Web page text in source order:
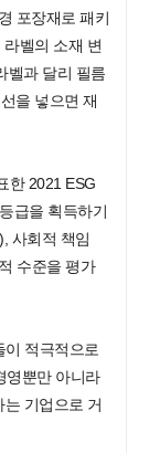
포장재로 패키
벨의 소재 변
벨과 달리 필름
을 넣으면 재
한 2021 ESG
급을 획득하기
사회적 책임
수준을 평가
이 적극적으로
영뿐만 아니라
기업으로 거